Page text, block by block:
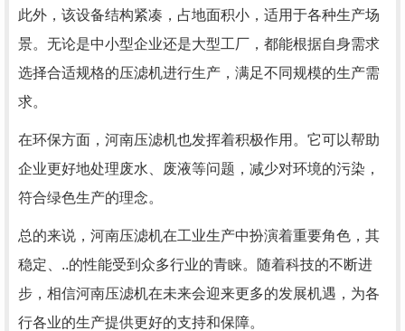
此外，该设备结构紧凑，占地面积小，适用于各种生产场
景。无论是中小型企业还是大型工厂，都能根据自身需求
选择合适规格的压滤机进行生产，满足不同规模的生产需
求。
在环保方面，河南压滤机也发挥着积极作用。它可以帮助
企业更好地处理废水、废液等问题，减少对环境的污染，
符合绿色生产的理念。
总的来说，河南压滤机在工业生产中扮演着重要角色，其
稳定、..的性能受到众多行业的青睐。随着科技的不断进
步，相信河南压滤机在未来会迎来更多的发展机遇，为各
行各业的生产提供更好的支持和保障。